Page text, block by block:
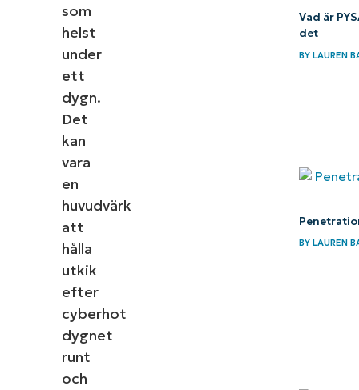
som
helst
under
ett
dygn.
Det
kan
vara
en
huvudvärk
att
hålla
utkik
efter
cyberhot
dygnet
runt
och
Vad är
det
BY LAUREN
BY LAUREN